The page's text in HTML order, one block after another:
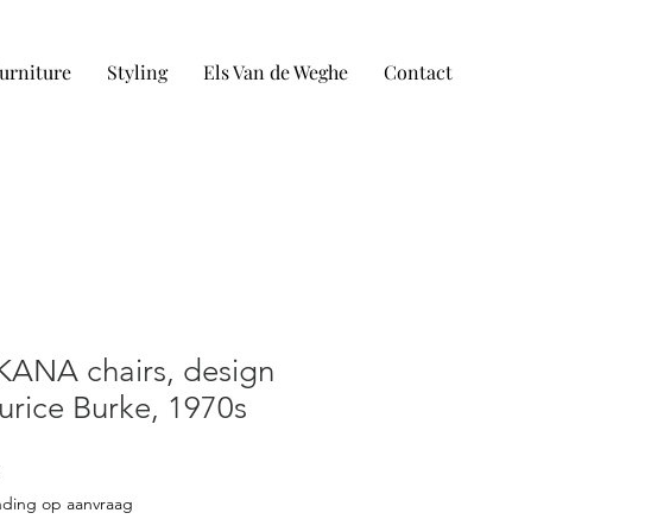
Styling Els Van de Weghe Contact
chairs, design
Burke, 1970s
op aanvraag